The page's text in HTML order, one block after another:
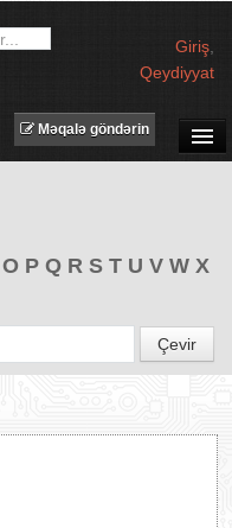
Giriş
Qeydiyyat
TƏDBİRLƏR
PROQRAMLAR
Məqalə göndərin
O P Q R S T U V W X
Çevir